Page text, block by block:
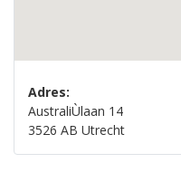
Adres:
AustraliÙlaan 14
3526 AB Utrecht